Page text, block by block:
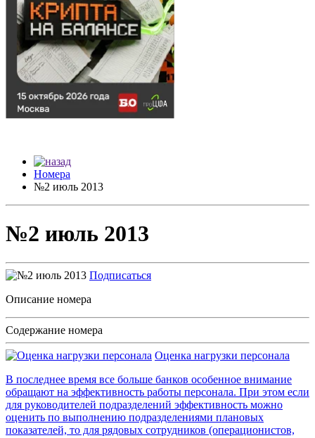
Номера
№2 июль 2013
№2 июль 2013
Подписаться
Описание номера
Содержание номера
Оценка нагрузки персонала
В последнее время все больше банков особенное внимание
обращают на эффективность работы персонала. При этом если
для руководителей подразделений эффективность можно
оценить по выполнению подразделениями плановых
показателей, то для рядовых сотрудников (операционистов,